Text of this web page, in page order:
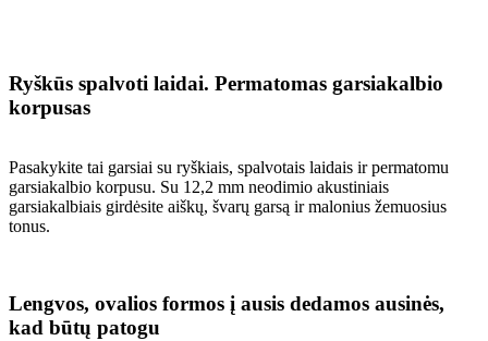
Ryškūs spalvoti laidai. Permatomas garsiakalbio
korpusas
Pasakykite tai garsiai su ryškiais, spalvotais laidais ir permatomu
garsiakalbio korpusu. Su 12,2 mm neodimio akustiniais
garsiakalbiais girdėsite aiškų, švarų garsą ir malonius žemuosius
tonus.
Lengvos, ovalios formos į ausis dedamos ausinės,
kad būtų patogu